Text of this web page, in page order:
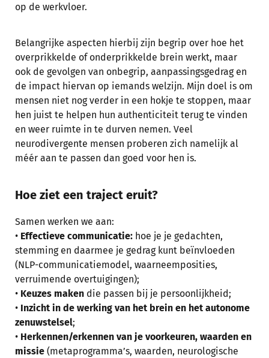
op de werkvloer.
Belangrijke aspecten hierbij zijn begrip over hoe het
overprikkelde of onderprikkelde brein werkt, maar
ook de gevolgen van onbegrip, aanpassingsgedrag en
de impact hiervan op iemands welzijn. Mijn doel is om
mensen niet nog verder in een hokje te stoppen, maar
hen juist te helpen hun authenticiteit terug te vinden
en weer ruimte in te durven nemen. Veel
neurodivergente mensen proberen zich namelijk al
méér aan te passen dan goed voor hen is.
Hoe ziet een traject eruit?
Samen werken we aan:
• Effectieve communicatie: hoe je je gedachten,
stemming en daarmee je gedrag kunt beïnvloeden
(NLP-communicatiemodel, waarneemposities,
verruimende overtuigingen);
• Keuzes maken die passen bij je persoonlijkheid;
• Inzicht in de werking van het brein en het autonome
zenuwstelsel;
• Herkennen/erkennen van je voorkeuren, waarden en
missie (metaprogramma’s, waarden, neurologische